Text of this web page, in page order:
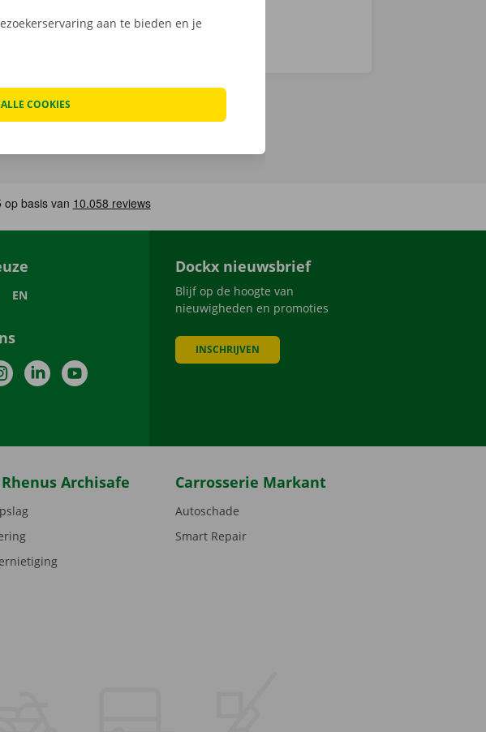
EN
InstagramLinkedInYouTube
Dockx nieuwsbrief
Blijf op de hoogte van
nieuwigheden en promoties
INSCHRIJVEN
Archisafe Carrosserie Markant
Autoschade
Smart Repair
aan te bieden en je
COOKIES